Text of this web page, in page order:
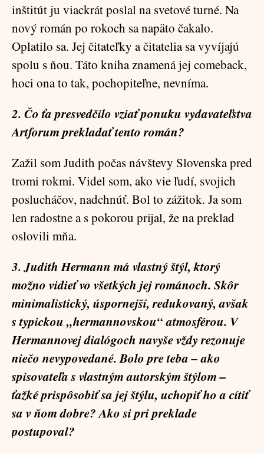
inštitút ju viackrát poslal na svetové turné. Na
nový román po rokoch sa napäto čakalo.
Oplatilo sa. Jej čitateľky a čitatelia sa vyvíjajú
spolu s ňou. Táto kniha znamená jej comeback,
hoci ona to tak, pochopiteľne, nevníma.
2. Čo ťa presvedčilo vziať ponuku vydavateľstva
Artforum prekladať tento román?
Zažil som Judith počas návštevy Slovenska pred
tromi rokmi. Videl som, ako vie ľudí, svojich
poslucháčov, nadchnúť. Bol to zážitok. Ja som
len radostne a s pokorou prijal, že na preklad
oslovili mňa.
3. Judith Hermann má vlastný štýl, ktorý
možno vidieť vo všetkých jej románoch. Skôr
minimalistický, úspornejší, redukovaný, avšak
s typickou „hermannovskou“ atmosférou. V
Hermannovej dialógoch navyše vždy rezonuje
niečo nevypovedané. Bolo pre teba – ako
spisovateľa s vlastným autorským štýlom –
ťažké prispôsobiť sa jej štýlu, uchopiť ho a cítiť
sa v ňom dobre? Ako si pri preklade
postupoval?